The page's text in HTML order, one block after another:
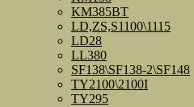
KM385BT
LD,ZS,S1100\1115
LD28
LL380
SF138\SF138-2\SF148
TY2100\2100I
TY295